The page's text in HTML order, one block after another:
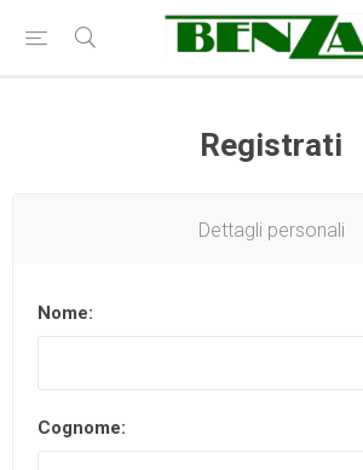
Registrati
Dettagli personali
Nome:
Cognome: